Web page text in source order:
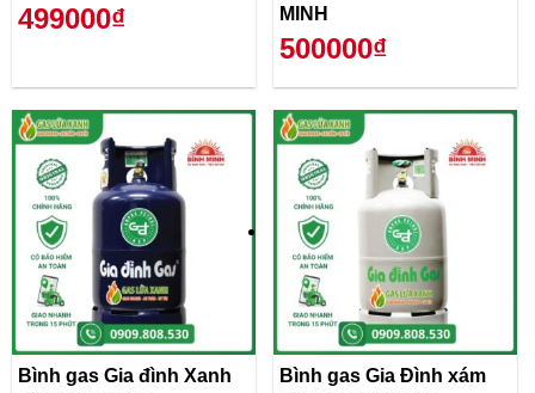
499000₫
MINH
500000₫
Bình gas Gia đình Xanh
Bình gas Gia Đình xám